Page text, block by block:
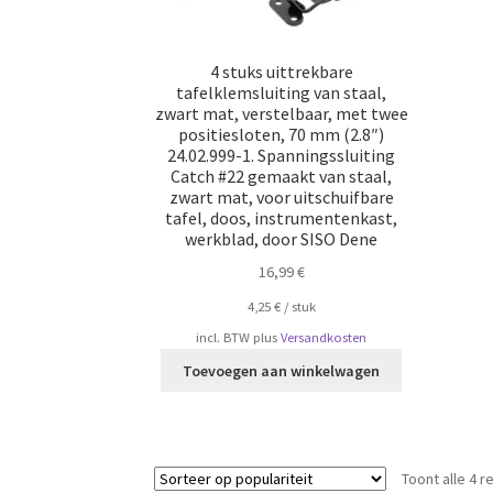
4 stuks uittrekbare
tafelklemsluiting van staal,
zwart mat, verstelbaar, met twee
positiesloten, 70 mm (2.8″)
24.02.999-1. Spanningssluiting
Catch #22 gemaakt van staal,
zwart mat, voor uitschuifbare
tafel, doos, instrumentenkast,
werkblad, door SISO Dene
16,99€
4,25 €/ ​​stuk
incl. BTW plusVersandkosten
Toevoegen aan winkelwagen
Toont alle 4